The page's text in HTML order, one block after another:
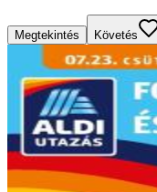
Megtekintés Követés